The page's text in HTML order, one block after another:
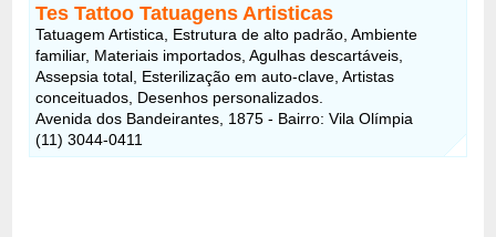
Tes Tattoo Tatuagens Artisticas
Tatuagem Artistica, Estrutura de alto padrão, Ambiente
familiar, Materiais importados, Agulhas descartáveis,
Assepsia total, Esterilização em auto-clave, Artistas
conceituados, Desenhos personalizados.
Avenida dos Bandeirantes, 1875 - Bairro: Vila Olímpia
(11) 3044-0411